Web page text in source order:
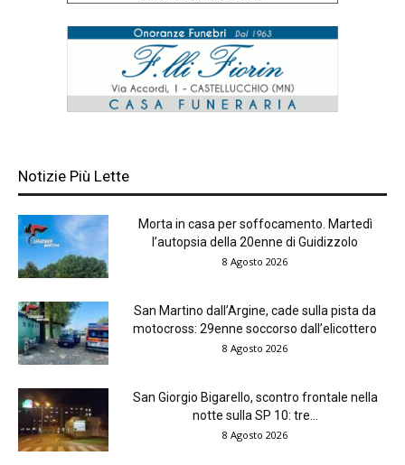
Notizie Più Lette
Morta in casa per soffocamento. Martedì
l’autopsia della 20enne di Guidizzolo
8 Agosto 2026
San Martino dall’Argine, cade sulla pista da
motocross: 29enne soccorso dall’elicottero
8 Agosto 2026
San Giorgio Bigarello, scontro frontale nella
notte sulla SP 10: tre...
8 Agosto 2026